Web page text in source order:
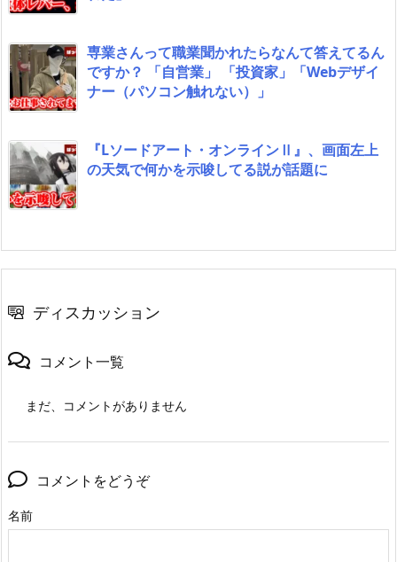
専業さんって職業聞かれたらなんて答えてるん
ですか？ 「自営業」 「投資家」「Webデザイ
ナー（パソコン触れない）」
『Lソードアート・オンラインⅡ』、画面左上
の天気で何かを示唆してる説が話題に
ディスカッション
コメント一覧
まだ、コメントがありません
コメントをどうぞ
名前